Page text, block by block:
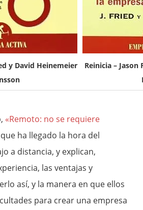
y David Heinemeier
Reinicia –
«Remoto: no se requiere
ha llegado la hora del
a distancia, y explican,
las ventajas y
así, y la manera en que ellos
para crear una empresa